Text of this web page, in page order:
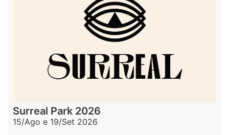
Surreal Park 2026
15/Ago e 19/Set 2026